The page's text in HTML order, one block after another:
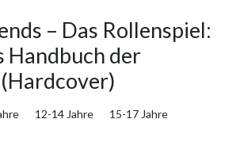
– Das Rollenspiel:
Handbuch der
12-14 Jahre
15-17 Jahre